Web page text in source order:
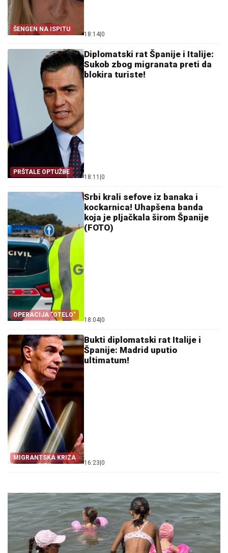
ŠENGEN NA ISPITU
18:14 0
PRŠTALE OPTUŽBE
Diplomatski rat Španije i Italije:
Sukob zbog migranata preti da
blokira turiste!
18:11 0
OPERACIJA "OTELO"
Srbi krali sefove iz banaka i
kockarnica! Uhapšena banda
koja je pljačkala širom Španije
(FOTO)
18:04 0
MIGRANTSKA KRIZA
Bukti diplomatski rat Italije i
Španije: Madrid uputio
ultimatum!
16:23 0